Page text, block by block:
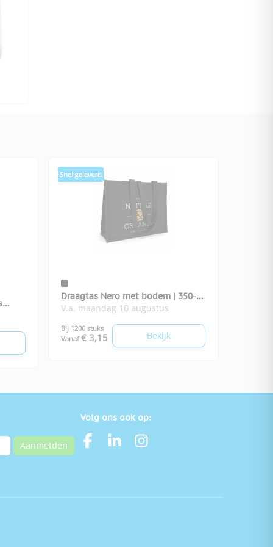
Draagtas Nero met bodem | 350-
grams
V.a. maandag 10 augustus
Bij 1200 stuks
Vanaf € 3,15 Bekijk
Aanmelden
Volg ons ook op: